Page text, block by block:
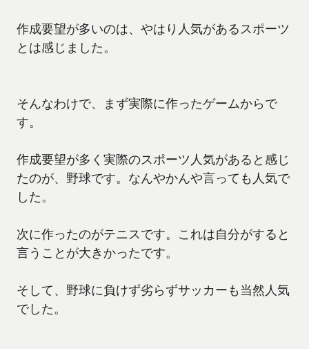
作成要望が多いのは、やはり人気があるスポーツ
とは感じました。
そんなわけで、まず実際に作ったゲームからで
す。
作成要望が多く実際のスポーツ人気があると感じ
たのが、野球です。なんやかんや言っても人気で
した。
次に作ったのがテニスです。これは自分がすると
言うことが大きかったです。
そして、野球に負けず劣らずサッカーも当然人気
でした。